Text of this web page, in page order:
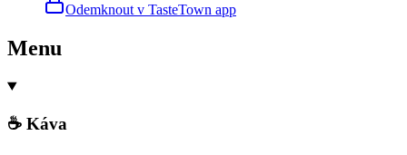
Odemknout v TasteTown app
Menu
☕ Káva